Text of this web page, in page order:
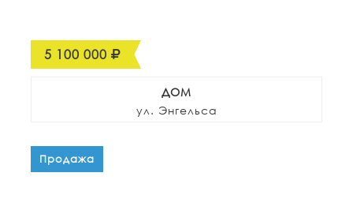
5 100 000
ДОМ
ул. Энгельса
Продажа